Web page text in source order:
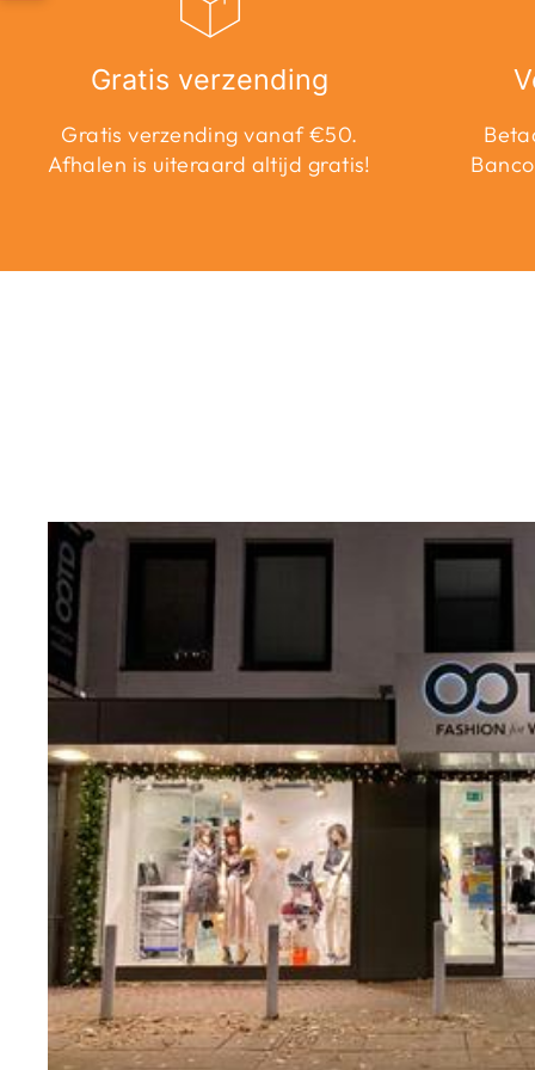
Gratis verzending
Gratis verzending vanaf €50.
Afhalen is uiteraard altijd gratis!